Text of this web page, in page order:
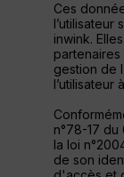
Ces
inwink.
gestion de
l’utilisateur
n°78-17
la loi
de son